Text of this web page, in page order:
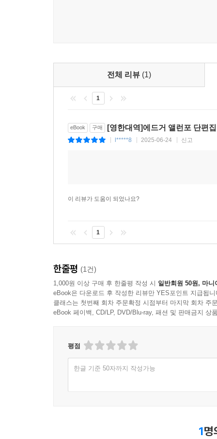
Step 1 청해: 들으면서 의미 추측하기
책을 읽기에 앞서 MP3 파일을 들으며 이야기의 내
Step 2 속독: 빨리 읽으면서 의미 추측하기
STORY 및 SCENE의 영문 제목과 우리말 요약
Step 3 정독: 정확히 읽으면서 의미 파악하기
어구 풀이와 권말 번역을 참고하면서 정확한 의미
우리말 Summary
이해가 가능할 것이다.
영문
부담스러워 보이지 않고 편안하게 술술 읽히도록
어구 풀이
중요하거나 불규칙 활용을 하는 경우도 함께 다
우리말 번역
어구만으로 이야기를 이해하도록 하며, 번역은 참
영문을 읽다가 해결되지 않는 부분이 있을 때 그
전체 리뷰 (1)
1
eBook 구매 [영한대역]에드거 앨런포 단편집
l*****8 2025-06-24 신고
이 리뷰가 도움이 되었나요?
1
한줄평 (1건)
1,000원 이상 구매 후 한줄평 작성 시 일반회원 50원, 마니
eBook은 다운로드 후 작성한 리뷰만 YES포인트 지급됩니
클래스는 첫번째 회차 주문확정 시점부터 마지막 회차 주
eBook 페이백, CD/LP, DVD/Blu-ray, 패션 및 판매금지 상
평점
한글 기준 50자까지 작성가능
1명